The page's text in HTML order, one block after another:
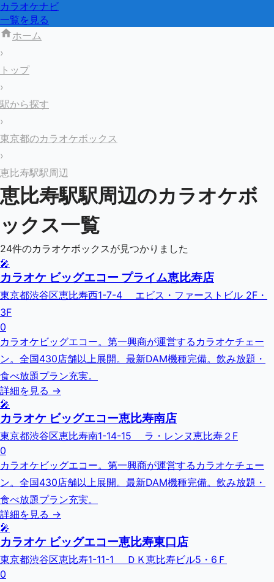
カラオケナビ
一覧を見る
ホーム
›
トップ
›
駅から探す
›
東京都のカラオケボックス
›
恵比寿駅駅周辺
恵比寿駅駅周辺のカラオケボ
ックス一覧
24件のカラオケボックスが見つかりました
🎤
カラオケ ビッグエコー プライム恵比寿店
東京都渋谷区恵比寿西1-7-4 エビス・ファーストビル 2F・
3F
0
カラオケビッグエコー。第一興商が運営するカラオケチェー
ン。全国430店舗以上展開。最新DAM機種完備。飲み放題・
食べ放題プラン充実。
詳細を見る →
🎤
カラオケ ビッグエコー恵比寿南店
東京都渋谷区恵比寿南1-14-15 ラ・レンヌ恵比寿２F
0
カラオケビッグエコー。第一興商が運営するカラオケチェー
ン。全国430店舗以上展開。最新DAM機種完備。飲み放題・
食べ放題プラン充実。
詳細を見る →
🎤
カラオケ ビッグエコー恵比寿東口店
東京都渋谷区恵比寿1-11-1 ＤＫ恵比寿ビル5・6Ｆ
0